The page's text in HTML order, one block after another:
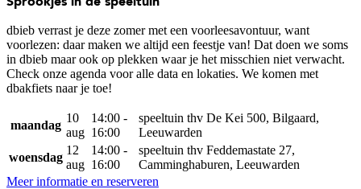
dbieb verrast je deze zomer met een voorleesavontuur, want
voorlezen: daar maken we altijd een feestje van! Dat doen we soms
in dbieb maar ook op plekken waar je het misschien niet verwacht.
Check onze agenda voor alle data en lokaties. We komen met
dbakfiets naar je toe!
maandag
10
aug
14:00 -
16:00
speeltuin thv De Kei 500, Bilgaard,
Leeuwarden
woensdag
12
aug
14:00 -
16:00
speeltuin thv Feddemastate 27,
Camminghaburen, Leeuwarden
Meer informatie en reserveren